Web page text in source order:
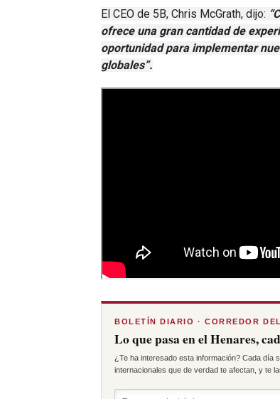
El CEO de 5B, Chris McGrath, dijo:
ofrece una gran cantidad de
oportunidad para implementar
globales”.
BOLETÍN DIARIO · CORREDOR
Lo que pasa en el Henares,
¿Te ha interesado esta información? Cada día
internacionales que de verdad te afectan, y te